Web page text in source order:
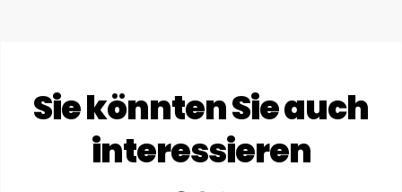
Sie könnten Sie auch
interessieren